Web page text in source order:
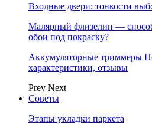
Входные двери: тонкости
Малярный флизелин —
обои под покраску?
Аккумуляторные триммеры
характеристики, отзывы
Prev Next
Советы
Этапы укладки паркета